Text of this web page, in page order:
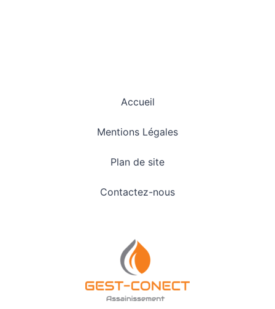
Accueil
Mentions Légales
Plan de site
Contactez-nous